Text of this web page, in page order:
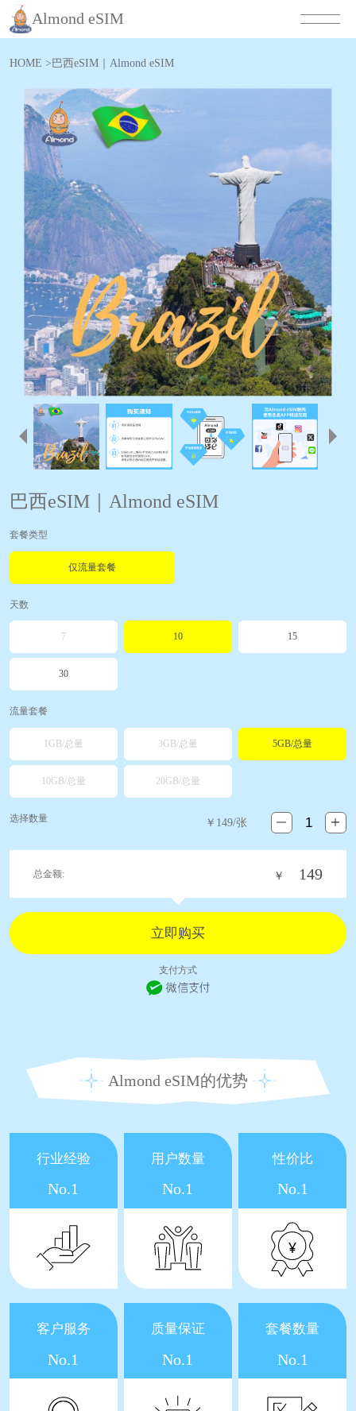
Almond eSIM
HOME >巴西eSIM｜Almond eSIM
巴西eSIM｜Almond eSIM
套餐类型
仅流量套餐
天数
7 10 15
30
流量套餐
1GB/总量 3GB/总量 5GB/总量
10GB/总量 20GB/总量
选择数量 ￥ 149/张
总金额: ￥ 149
支付方式
Almond eSIM的优势
行业经验
No.1
用户数量
No.1
性价比
No.1
客户服务
No.1
质量保证
No.1
套餐数量
No.1